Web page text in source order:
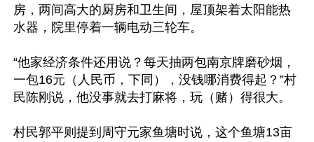
房，两间高大的厨房和卫生间，屋顶架着太阳能热
水器，院里停着一辆电动三轮车。
“他家经济条件还用说？每天抽两包南京牌磨砂烟，
一包16元（人民币，下同），没钱哪消费得起？”村
民陈刚说，他没事就去打麻将，玩（赌）得很大。
村民郭平则提到周守元家鱼塘时说，这个鱼塘13亩